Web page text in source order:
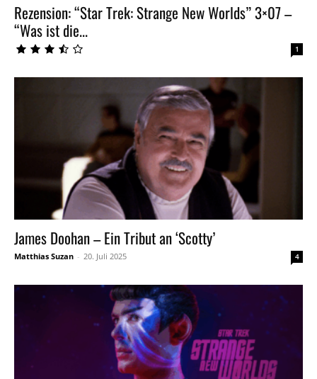
Rezension: “Star Trek: Strange New Worlds” 3×07 –
“Was ist die...
1
James Doohan – Ein Tribut an ‘Scotty’
Matthias Suzan - 20. Juli 2025 4